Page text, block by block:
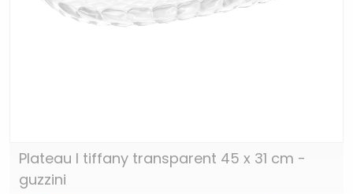
Plateau l tiffany transparent 45 x 31 cm -
guzzini